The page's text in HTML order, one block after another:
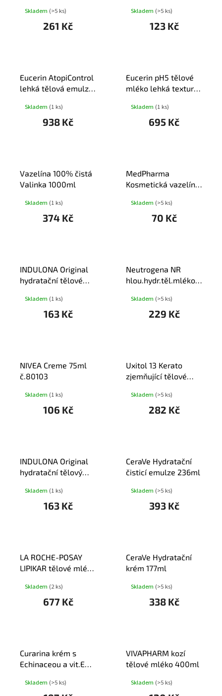
Skladem (>5 ks)
261 Kč
Skladem (>5 ks)
123 Kč
Eucerin AtopiControl
lehká tělová emulze
Skladem (1 ks)
938 Kč
Eucerin pH5 tělové
mléko lehká textura
Skladem (1 ks)
695 Kč
Vazelína 100% čistá
Valinka 1000ml
Skladem (1 ks)
374 Kč
MedPharma
Kosmetická vazelína
Skladem (>5 ks)
70 Kč
INDULONA Original
hydratační tělové
Skladem (1 ks)
163 Kč
Neutrogena NR
hlou.hydr.těl.mléko
Skladem (>5 ks)
229 Kč
NIVEA Creme 75ml
č.80103
Skladem (1 ks)
106 Kč
Uxitol 13 Kerato
zjemňující tělové
Skladem (>5 ks)
282 Kč
INDULONA Original
hydratační tělový
Skladem (1 ks)
163 Kč
CeraVe Hydratační
čisticí emulze 236ml
Skladem (>5 ks)
393 Kč
LA ROCHE-POSAY
LIPIKAR tělové mléko
Skladem (2 ks)
677 Kč
CeraVe Hydratační
krém 177ml
Skladem (>5 ks)
338 Kč
Curarina krém s
Echinaceou a vit.E
Skladem (>5 ks)
VIVAPHARM kozí
tělové mléko 400ml
Skladem (>5 ks)